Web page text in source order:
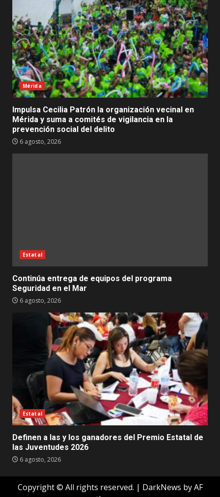
Mérida
Impulsa Cecilia Patrón la organización vecinal en
Mérida y suma a comités de vigilancia en la
prevención social del delito
6 agosto, 2026
Estatal
Continúa entrega de equipos del programa
Seguridad en el Mar
6 agosto, 2026
Estatal
Definen a las y los ganadores del Premio Estatal de
las Juventudes 2026
6 agosto, 2026
Copyright © All rights reserved. | DarkNews by AF